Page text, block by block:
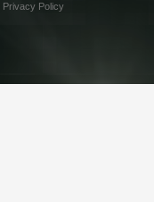
Privacy Policy